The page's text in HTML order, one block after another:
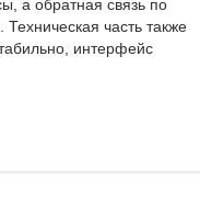
а обратная связь по
часть также
интерфейс